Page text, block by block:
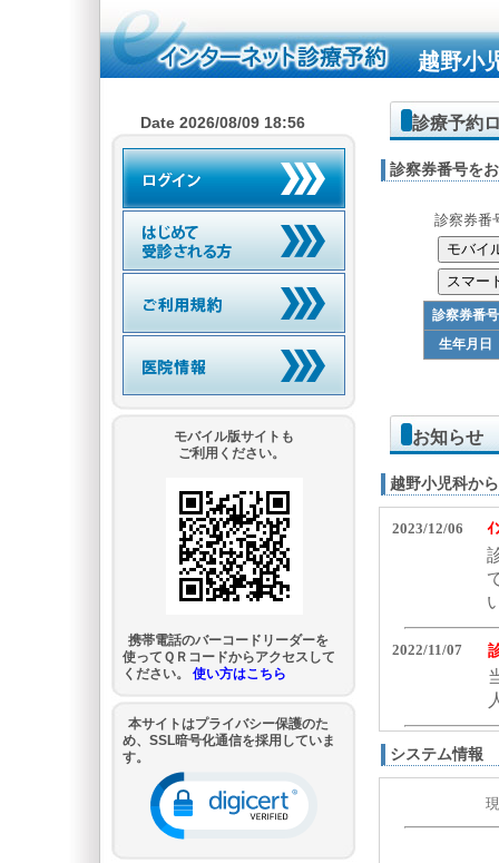
越野小
診療予約
診察券番号を
診察券番
診察券番号
生年月日
お知らせ
越野小児科か
システム情報
Date 2026/08/09 18:56
モバイル版サイトも
ご利用ください。
携帯電話のバーコードリーダーを
使ってＱＲコードからアクセスして
ください。 使い方はこちら
本サイトはプライバシー保護のた
め、SSL暗号化通信を採用していま
す。